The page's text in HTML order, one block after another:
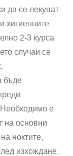
да се лекуват
хигиенните
2-3 курса
случаи се
бъде
е
на основни
ноктите,
изхождане.